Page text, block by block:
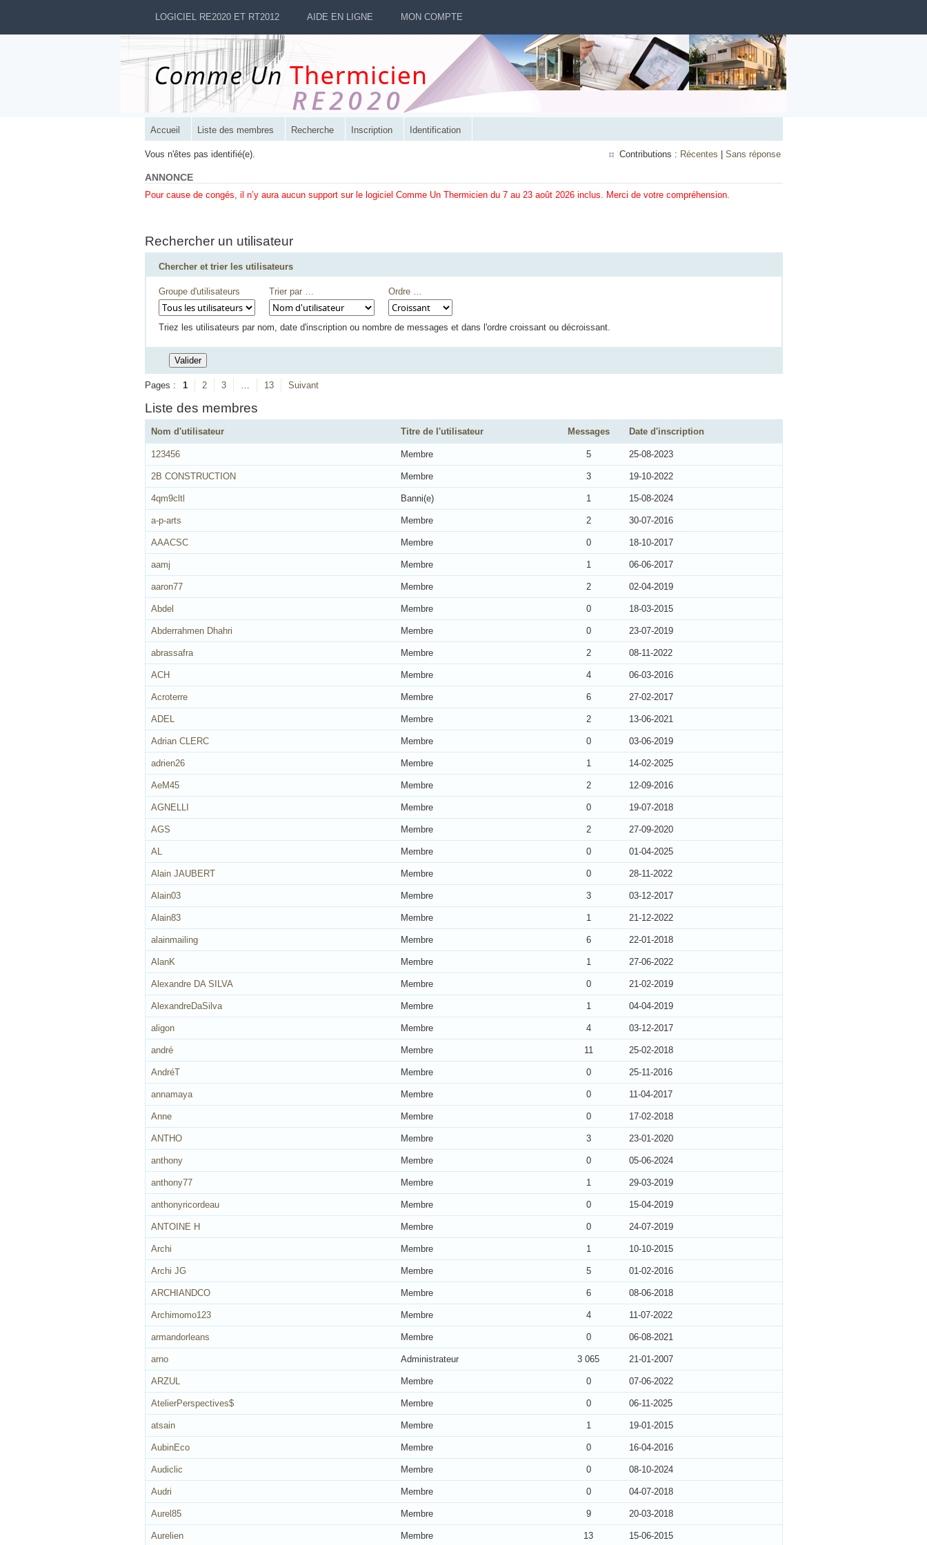
LOGICIEL RE2020 ET RT2012 AIDE EN LIGNE MON COMPTE
Accueil Liste des membres Recherche Inscription Identification
Vous n'êtes pas identifié(e). Contributions : Récentes Sans réponse
ANNONCE
Pour cause de congés, il n’y aura aucun support sur le logiciel Comme Un Thermicien du 7 au 23 août 2026 inclus. Merci de votre compréhension.
Rechercher un utilisateur
Chercher et trier les utilisateurs
Groupe d'utilisateurs Trier par … Ordre …
Triez les utilisateurs par nom, date d'inscription ou nombre de messages et dans l'ordre croissant ou décroissant.
Pages : 1 2 3 … 13 Suivant
Liste des membres
Nom d'utilisateur Titre de l'utilisateur Messages Date d'inscription
123456 Membre 5 25-08-2023
2B CONSTRUCTION Membre 3 19-10-2022
4qm9cltl Banni(e) 1 15-08-2024
a-p-arts Membre 2 30-07-2016
AAACSC Membre 0 18-10-2017
aamj Membre 1 06-06-2017
aaron77 Membre 2 02-04-2019
Abdel Membre 0 18-03-2015
Abderrahmen Dhahri Membre 0 23-07-2019
abrassafra Membre 2 08-11-2022
ACH Membre 4 06-03-2016
Acroterre Membre 6 27-02-2017
ADEL Membre 2 13-06-2021
Adrian CLERC Membre 0 03-06-2019
adrien26 Membre 1 14-02-2025
AeM45 Membre 2 12-09-2016
AGNELLI Membre 0 19-07-2018
AGS Membre 2 27-09-2020
AL Membre 0 01-04-2025
Alain JAUBERT Membre 0 28-11-2022
Alain03 Membre 3 03-12-2017
Alain83 Membre 1 21-12-2022
alainmailing Membre 6 22-01-2018
AlanK Membre 1 27-06-2022
Alexandre DA SILVA Membre 0 21-02-2019
AlexandreDaSilva Membre 1 04-04-2019
aligon Membre 4 03-12-2017
andré Membre 11 25-02-2018
AndréT Membre 0 25-11-2016
annamaya Membre 0 11-04-2017
Anne Membre 0 17-02-2018
ANTHO Membre 3 23-01-2020
anthony Membre 0 05-06-2024
anthony77 Membre 1 29-03-2019
anthonyricordeau Membre 0 15-04-2019
ANTOINE H Membre 0 24-07-2019
Archi Membre 1 10-10-2015
Archi JG Membre 5 01-02-2016
ARCHIANDCO Membre 6 08-06-2018
Archimomo123 Membre 4 11-07-2022
armandorleans Membre 0 06-08-2021
arno Administrateur 3 065 21-01-2007
ARZUL Membre 0 07-06-2022
AtelierPerspectives$ Membre 0 06-11-2025
atsain Membre 1 19-01-2015
AubinEco Membre 0 16-04-2016
Audiclic Membre 0 08-10-2024
Audri Membre 0 04-07-2018
Aurel85 Membre 9 20-03-2018
Aurelien Membre 13 15-06-2015